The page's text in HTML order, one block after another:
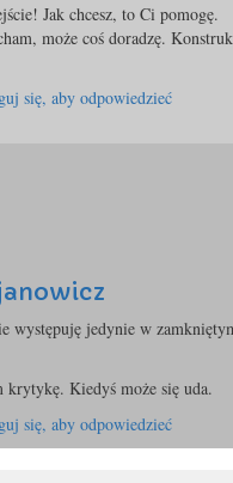
Jak chcesz, to Ci pomogę.
może coś doradzę.
się, aby odpowiedzieć
występuję jedynie w
krytykę. Kiedyś może się uda.
się, aby odpowiedzieć